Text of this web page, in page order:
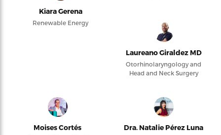
Kiara Gerena
Renewable Energy
Laureano Giraldez MD
Otorhinolaryngology and
Head and Neck Surgery
Moises Cortés Dra. Natalie Pérez Luna